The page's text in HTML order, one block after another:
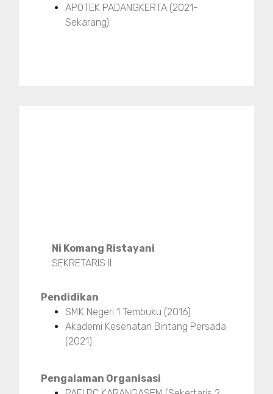
APOTEK PADANGKERTA (2021-
Sekarang)
Ni Komang Ristayani
SEKRETARIS II
Pendidikan
SMK Negeri 1 Tembuku (2016)
Akademi Kesehatan Bintang Persada
(2021)
Pengalaman Organisasi